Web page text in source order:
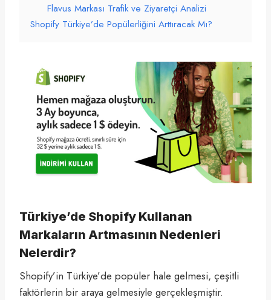
Flavus Markası Trafik ve Ziyaretçi Analizi
Shopify Türkiye’de Popülerliğini Arttıracak Mı?
Türkiye’de Shopify Kullanan
Markaların Artmasının Nedenleri
Nelerdir?
Shopify’in Türkiye’de popüler hale gelmesi, çeşitli
faktörlerin bir araya gelmesiyle gerçekleşmiştir.